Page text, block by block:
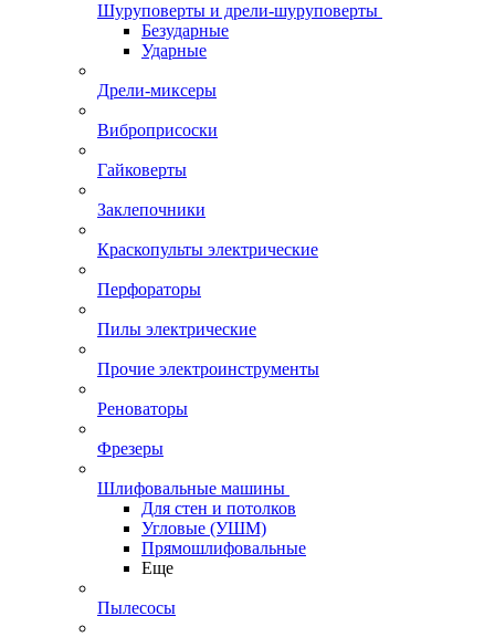
Шуруповерты и дрели-шуруповерты
Безударные
Ударные
Дрели-миксеры
Виброприсоски
Гайковерты
Заклепочники
Краскопульты электрические
Перфораторы
Пилы электрические
Прочие электроинструменты
Реноваторы
Фрезеры
Шлифовальные машины
Для стен и потолков
Угловые (УШМ)
Прямошлифовальные
Еще
Пылесосы